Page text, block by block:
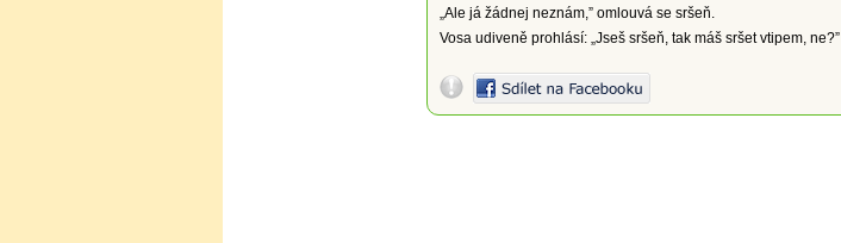
„Ale já žádnej neznám,” omlouvá se sršeň.
Vosa udiveně prohlásí: „Jseš sršeň, tak máš sršet vtipem, ne?”